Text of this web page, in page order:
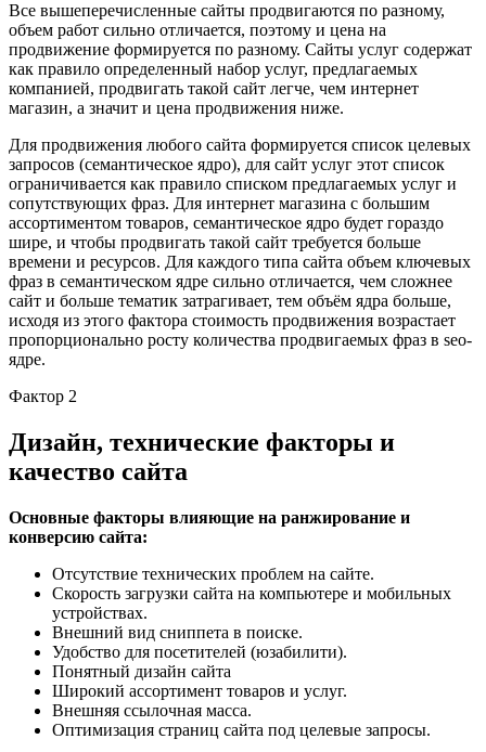
Все вышеперечисленные сайты продвигаются по разному,
объем работ сильно отличается, поэтому и цена на
продвижение формируется по разному. Сайты услуг содержат
как правило определенный набор услуг, предлагаемых
компанией, продвигать такой сайт легче, чем интернет
магазин, а значит и цена продвижения ниже.
Для продвижения любого сайта формируется список целевых
запросов (семантическое ядро), для сайт услуг этот список
ограничивается как правило списком предлагаемых услуг и
сопутствующих фраз. Для интернет магазина с большим
ассортиментом товаров, семантическое ядро будет гораздо
шире, и чтобы продвигать такой сайт требуется больше
времени и ресурсов. Для каждого типа сайта объем ключевых
фраз в семантическом ядре сильно отличается, чем сложнее
сайт и больше тематик затрагивает, тем объём ядра больше,
исходя из этого фактора стоимость продвижения возрастает
пропорционально росту количества продвигаемых фраз в seo-
ядре.
Фактор 2
Дизайн, технические факторы и
качество сайта
Основные факторы влияющие на ранжирование и
конверсию сайта:
Отсутствие технических проблем на сайте.
Скорость загрузки сайта на компьютере и мобильных
устройствах.
Внешний вид сниппета в поиске.
Удобство для посетителей (юзабилити).
Понятный дизайн сайта
Широкий ассортимент товаров и услуг.
Внешняя ссылочная масса.
Оптимизация страниц сайта под целевые запросы.